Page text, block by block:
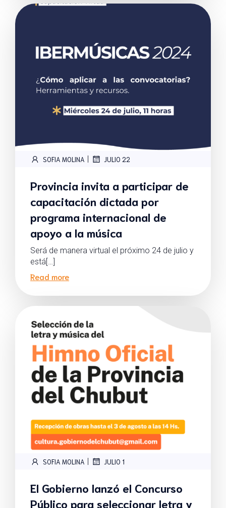
SOFIA MOLINA | JULIO 22
Provincia invita a participar de
capacitación dictada por
programa internacional de
apoyo a la música
Será de manera virtual el próximo 24 de julio y
está[…]
Read more
SOFIA MOLINA | JULIO 1
El Gobierno lanzó el Concurso
Público para seleccionar letra y